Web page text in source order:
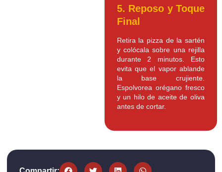
5. Reposo y Toque
Final
Retira la pizza de la sartén
y colócala sobre una rejilla
durante 2 minutos. Esto
evita que el vapor ablande
la base crujiente.
Espolvorea orégano fresco
y un hilo de aceite de oliva
antes de cortar.